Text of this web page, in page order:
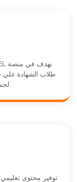
طلاب الشهادة علي
توفير محتوى تعليمي